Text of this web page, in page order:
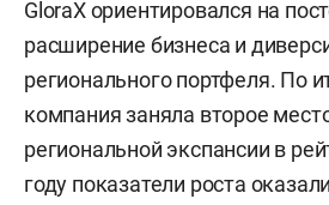
GloraX ориентировался на
расширение бизнеса и
регионального портфеля. По
компания заняла второе
региональной экспансии в
году показатели роста